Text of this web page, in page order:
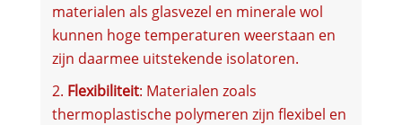
materialen als glasvezel en minerale wol
kunnen hoge temperaturen weerstaan en
zijn daarmee uitstekende isolatoren.
Flexibiliteit: Materialen zoals
thermoplastische polymeren zijn flexibel en